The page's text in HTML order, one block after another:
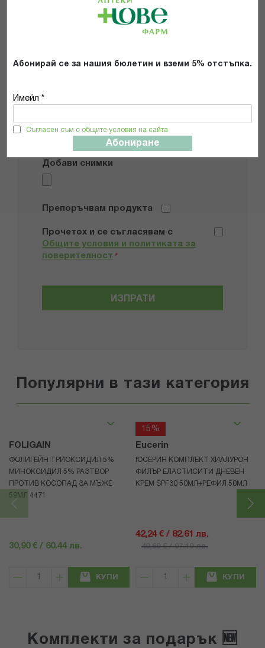
Абонирай се за нашия бюлетин и вземи 5% отстъпка.
Имейл *
Съгласен съм с общите условия на сайта
Абониране
Добави снимки
Препоръчвам продукта
Прочетох и се съгласявам с
Общите условия и политиката за
поверителност *
ИЗПРАТИ
Популярни в тази категория
FOLIGAIN
ФОЛИГЕЙН ТРИОКСИДИЛ 5%
МИНОКСИДИЛ 5% РАЗТВОР
ПРОТИВ КОСОПАД ЗА МЪЖЕ
59МЛ 4471
30,90 € / 60.44 лв.
КУПИ
15%
Eucerin
ЮСЕРИН КОМПЛЕКТ ХИАЛУРОН
ФИЛЪР ЕЛАСТИСИТИ ДНЕВЕН
КРЕМ SPF30 50МЛ+РЕФИЛ 50МЛ
42,24 € / 82.61 лв.
49,69 € / 97.19 лв.
КУПИ
Комплекти за подарък 🆕